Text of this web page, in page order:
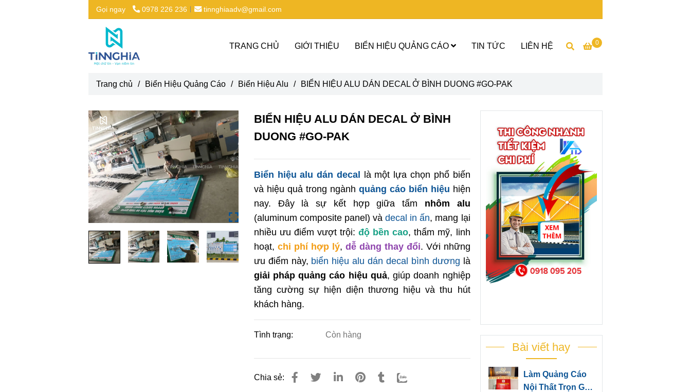
Gọi ngay 0978 226 236 tinnghiaadv@gmail.com
0
TRANG CHỦ GIỚI THIỆU BIỂN HIỆU QUẢNG CÁO TIN TỨC LIÊN HỆ
Trang chủ / Biển Hiệu Quảng Cáo / Biển Hiệu Alu / BIỂN HIỆU ALU DÁN DECAL Ở BÌNH DUONG #GO-PAK
BIỂN HIỆU ALU DÁN DECAL Ở BÌNH
DUONG #GO-PAK
Biển hiệu alu dán decal
là một lựa chọn phổ biến
và hiệu quả trong ngành quảng cáo biển hiệu hiện
nay. Đây là sự kết hợp giữa tấm nhôm alu
(aluminum composite panel) vàdecal in ấn, mang lại
nhiều ưu điểm vượt trội:độ bền cao, thẩm mỹ, linh
hoạt, chi phí hợp lý, dễ dàng thay đổi. Với những
ưu điểm này, biển hiệu alu dán decal bình dương là
giải pháp quảng cáo hiệu quả, giúp doanh nghiệp
tăng cường sự hiện diện thương hiệu và thu hút
khách hàng.
Tình trạng: Còn hàng
Chia sẻ:
Bài viết hay
Làm Quảng Cáo
Nội Thất Trọn Gói